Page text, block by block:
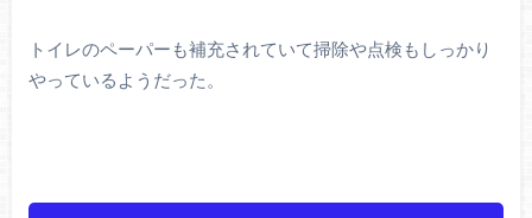
トイレのペーパーも補充されていて掃除や点検もしっかり
やっているようだった。